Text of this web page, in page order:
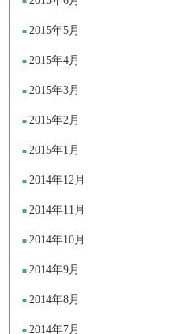
2015年5月
2015年4月
2015年3月
2015年2月
2015年1月
2014年12月
2014年11月
2014年10月
2014年9月
2014年8月
2014年7月